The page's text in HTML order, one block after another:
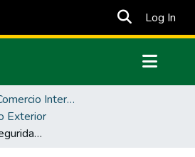
Log In
Facultad de Comercio Internacional, Integración, Administración y Economía Empresarial
Exterior
La situación de la seguridad de la cadena logística en el comercio Ecuador-Colombia y la transformación de la Matriz Productiva